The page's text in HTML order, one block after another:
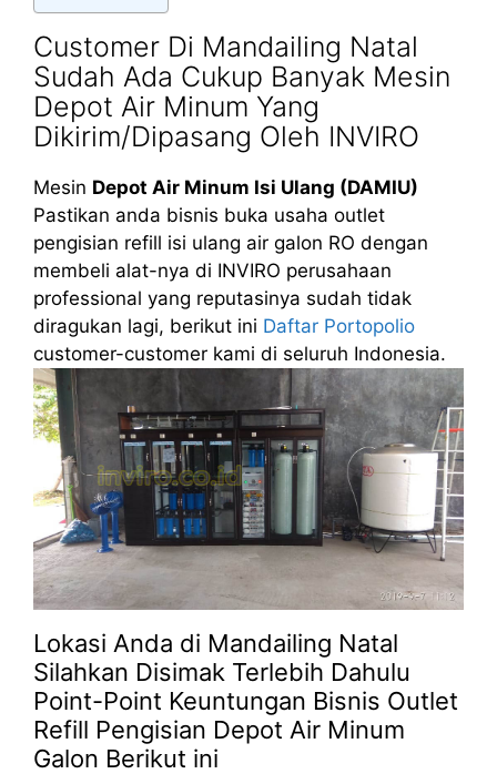
Customer Di Mandailing Natal
Sudah Ada Cukup Banyak Mesin
Depot Air Minum Yang
Dikirim/Dipasang Oleh INVIRO
Mesin Depot Air Minum Isi Ulang (DAMIU)
Pastikan anda bisnis buka usaha outlet
pengisian refill isi ulang air galon RO dengan
membeli alat-nya di INVIRO perusahaan
professional yang reputasinya sudah tidak
diragukan lagi, berikut ini Daftar Portopolio
customer-customer kami di seluruh Indonesia.
Lokasi Anda di Mandailing Natal
Silahkan Disimak Terlebih Dahulu
Point-Point Keuntungan Bisnis Outlet
Refill Pengisian Depot Air Minum
Galon Berikut ini